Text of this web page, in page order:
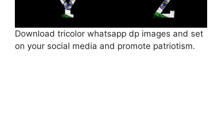
Download tricolor whatsapp dp images and set
on your social media and promote patriotism.